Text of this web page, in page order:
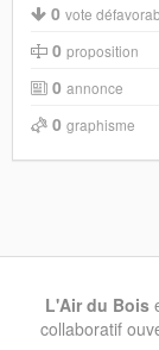
0 vote
0 proposition
0 annonce
0 graphisme
L'Air du Bois
collaboratif